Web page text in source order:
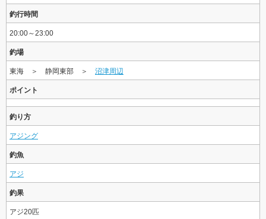
釣行時間
20:00～23:00
釣場
東海 ＞ 静岡東部 ＞ 沼津周辺
ポイント
釣り方
アジング
釣魚
アジ
釣果
アジ20匹